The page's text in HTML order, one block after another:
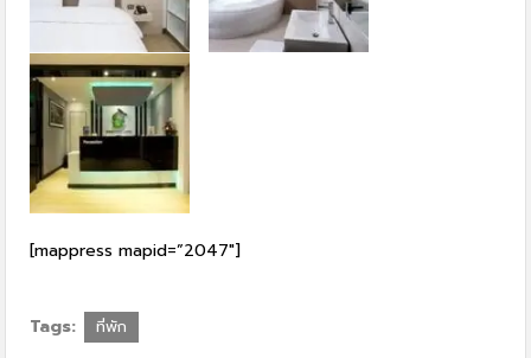
[mappress mapid=”2047″]
Tags: ที่พัก